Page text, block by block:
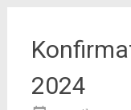
2024